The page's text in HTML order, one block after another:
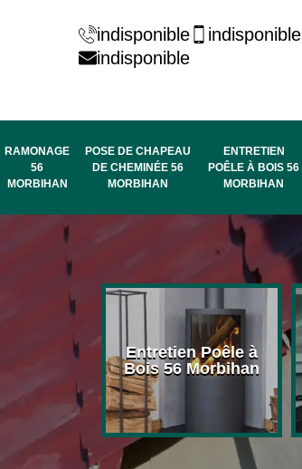
indisponible
indisponible
indisponible
RAMONAGE
56
MORBIHAN
POSE DE CHAPEAU
DE CHEMINÉE 56
MORBIHAN
ENTRETIEN
POÊLE À BOIS 56
MORBIHAN
Entretien Poêle à
Bois 56 Morbihan